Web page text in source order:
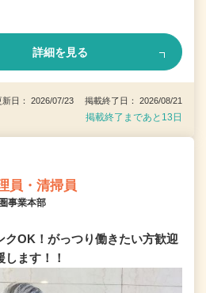
詳細を見る
新日： 2026/07/23 掲載終了日： 2026/08/21
掲載終了まであと13日
員・清掃員
事業本部
クOK！がっつり働きたい方歓迎
ます！！